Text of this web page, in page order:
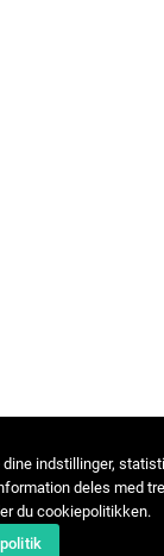
indstillinger,
deles med
du cookiepolitikken.